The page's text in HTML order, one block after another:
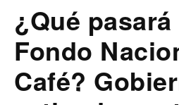
¿Qué
Fondo
Café?